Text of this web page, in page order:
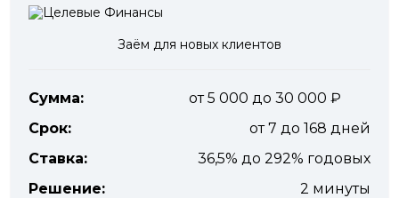
Заём для новых клиентов
Сумма:
от 5 000 до 30 000
Срок:
от 7 до 168 дней
Ставка:
36,5% до 292% годовых
Решение:
2 минуты